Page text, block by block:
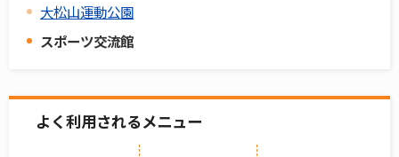
大松山運動公園
スポーツ交流館
よく利用されるメニュー